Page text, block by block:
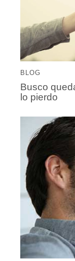
BLOG
Busco
lo pierdo